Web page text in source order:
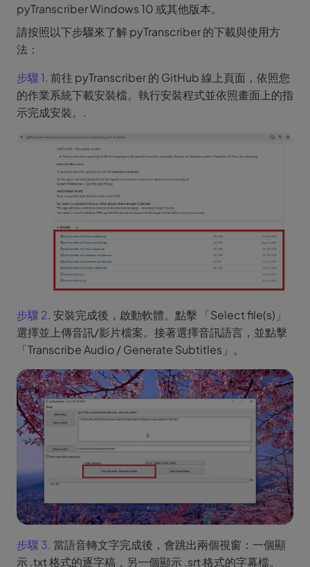
pyTranscriber Windows 10 或其他版本。
請按照以下步驟來了解 pyTranscriber 的下載與使用方
法：
步驟 1. 前往 pyTranscriber 的 GitHub 線上頁面，依照您
的作業系統下載安裝檔。執行安裝程式並依照畫面上的指
示完成安裝。.
步驟 2. 安裝完成後，啟動軟體。點擊 「Select file(s)」
選擇並上傳音訊/影片檔案。接著選擇音訊語言，並點擊
「Transcribe Audio / Generate Subtitles」。
步驟 3. 當語音轉文字完成後，會跳出兩個視窗：一個顯
示 .txt 格式的逐字稿，另一個顯示 .srt 格式的字幕檔。